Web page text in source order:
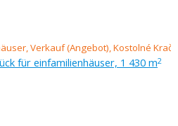
für einfamilienhäuser, 1 430 m2